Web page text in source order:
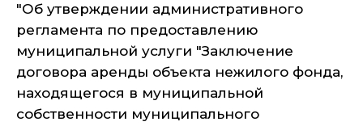
"Об утверждении административного
регламента по предоставлению
муниципальной услуги "Заключение
договора аренды объекта нежилого фонда,
находящегося в муниципальной
собственности муниципального